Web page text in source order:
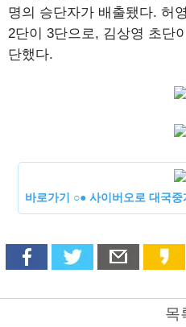
명의 승단자가 배출됐다. 허
2단이 3단으로, 김상영 초단
단했다.
바로가기 ○● 사이버오로 대국
목